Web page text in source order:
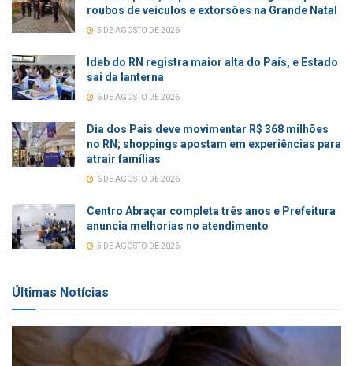
roubos de veículos e extorsões na Grande Natal
5 DE AGOSTO DE 2026
Ideb do RN registra maior alta do País, e Estado
sai da lanterna
6 DE AGOSTO DE 2026
Dia dos Pais deve movimentar R$ 368 milhões
no RN; shoppings apostam em experiências para
atrair famílias
6 DE AGOSTO DE 2026
Centro Abraçar completa três anos e Prefeitura
anuncia melhorias no atendimento
5 DE AGOSTO DE 2026
Últimas Notícias